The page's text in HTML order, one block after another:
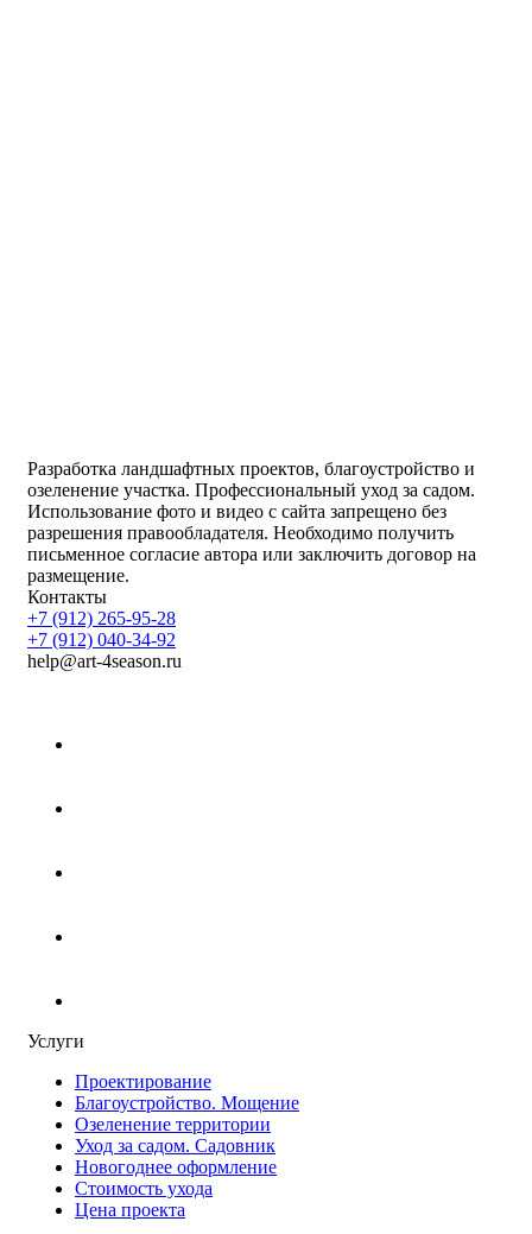
Разработка ландшафтных проектов, благоустройство и
озеленение участка. Профессиональный уход за садом.
Использование фото и видео с сайта запрещено без
разрешения правообладателя. Необходимо получить
письменное согласие автора или заключить договор на
размещение.
Контакты
+7 (912) 265-95-28
+7 (912) 040-34-92
help@art-4season.ru
Услуги
Проектирование
Благоустройство. Мощение
Озеленение территории
Уход за садом. Садовник
Новогоднее оформление
Стоимость ухода
Цена проекта